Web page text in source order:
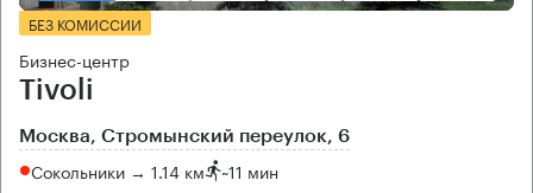
БЕЗ КОМИССИИ
Бизнес-центр
Tivoli
Москва, Стромынский переулок, 6
Сокольники → 1.14 км ~11 мин